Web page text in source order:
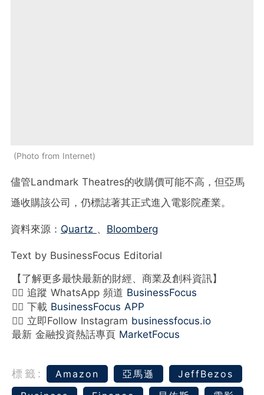
Photo from Internet
儘管Landmark Theatres的收購價可能不高，但亞馬
遜收購該公司，仍標誌著其正式進入電影院產業。
資料來源： Quartz 、 Bloomberg
Text by BusinessFocus Editorial
【了解更多最快最新的財經、商業及創科資訊】
👉🏻 追蹤 WhatsApp 頻道 BusinessFocus
👉🏻 下載 BusinessFocus APP
👉🏻 立即Follow Instagram businessfocus.io
最新 金融投資熱話專頁 MarketFocus
標籤: Amazon 亞馬遜
JeffBezos